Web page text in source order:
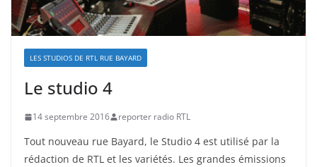
LES STUDIOS DE RTL RUE BAYARD
Le studio 4
14 septembre 2016 reporter radio RTL
Tout nouveau rue Bayard, le Studio 4 est utilisé par la
rédaction de RTL et les variétés. Les grandes émissions